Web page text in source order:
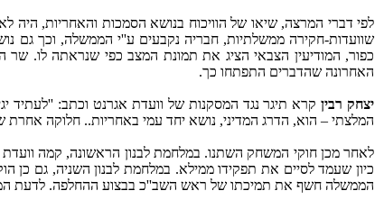
לפי דברי המרצה, שיאו של הוויכוח בנושא הסמכות והאחריות,
שוועדות-חקירה ממשלתיות, חבריה נקבעים ע''י הממשלה, וכך גם
כפור, המודיעין הצבאי הציג את תמונת המצב כפי שנראתה לו.
האחרונה שהדברים התפתחו כך.
יצחק רביןקרא תיגר נגד המסקנות של וועדת אגרנט וכתב: ''לעתיד
המלצתי – הוא, הדרג המדיני, נושא יחד עמי באחריות.. חלוקה אחרת
לאחר מכן חוקי המשחק השתנו. במלחמת לבנון הראשונה, קמה
כיון שעמד לסיים את תפקידו ממילא. במלחמת לבנון השניה, גם כן
הממשלה חשף את תמיכתו של ראש השב''כ בבצוע ההחלפה. לדעת